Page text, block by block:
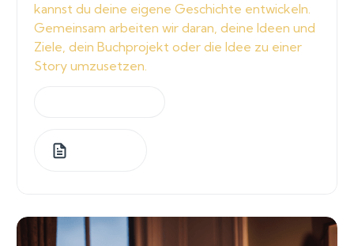
kannst du deine eigene Geschichte entwickeln.
Gemeinsam arbeiten wir daran, deine Ideen und
Ziele, dein Buchprojekt oder die Idee zu einer
Story umzusetzen.